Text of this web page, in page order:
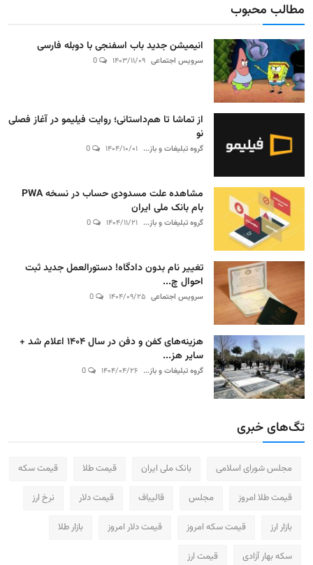
مطالب محبوب
انیمیشن جدید باب اسفنجی با دوبله فارسی
سرویس اجتماعی ۱۴۰۳/۱۱/۰۹
از تماشا تا هم‌داستانی؛ روایت فیلیمو در آغاز فصلی
نو
گروه تبلیغات و باز... ۱۴۰۴/۱۰/۰۱
مشاهده علت مسدودی حساب در نسخه PWA
بام بانک ملی ایران
گروه تبلیغات و باز... ۱۴۰۴/۱۱/۲۱
تغییر نام بدون دادگاه! دستورالعمل جدید ثبت
احوال چ...
سرویس اجتماعی ۱۴۰۴/۰۹/۲۵
هزینه‌های کفن و دفن در سال ۱۴۰۴ اعلام شد +
سایر هز...
گروه تبلیغات و باز... ۱۴۰۴/۰۴/۲۶
تگ‌های خبری
مجلس شورای اسلامی بانک ملی ایران قیمت طلا قیمت سکه
قیمت طلا امروز مجلس قالیباف قیمت دلار نرخ ارز
بازار ارز قیمت سکه امروز قیمت دلار امروز بازار طلا
سکه بهار آزادی قیمت ارز